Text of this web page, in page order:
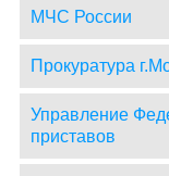
МЧС России
Прокуратура
Управление
приставов